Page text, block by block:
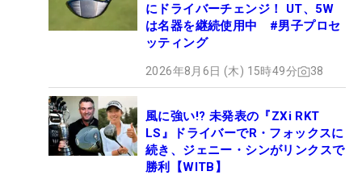
にドライバーチェンジ！ UT、5W
は名器を継続使用中 #男子プロセ
ッティング
2026年8月6日 (木) 15時49分 38
風に強い!? 未発表の『ZXi RKT
LS』ドライバーでR・フォックスに
続き、ジェニー・シンがリンクスで
勝利【WITB】